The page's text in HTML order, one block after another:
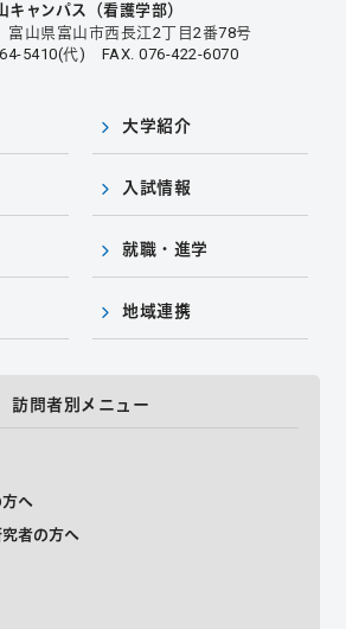
キャンパス（看護学部）
山県富山市西長江2丁目2番78号
5410(代) FAX. 076-422-6070
大学紹介
入試情報
就職・進学
地域連携
訪問者別メニュー
へ
者の方へ